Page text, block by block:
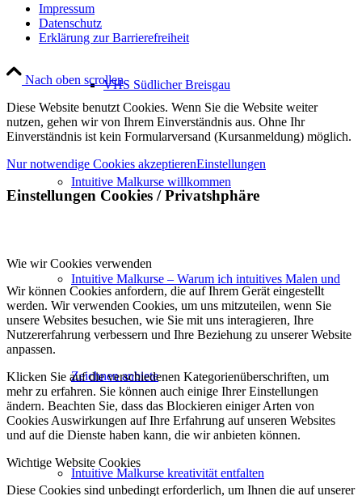
VHS Südlicher Breisgau
Intuitive Malkurse willkommen
Intuitive Malkurse – Warum ich intuitives Malen und
Zeichnen anbiete
Intuitive Malkurse kreativität entfalten
Impressum
Datenschutz
Erklärung zur Barrierefreiheit
Nach oben scrollen
Diese Website benutzt Cookies. Wenn Sie die Website weiter
nutzen, gehen wir von Ihrem Einverständnis aus. Ohne Ihr
Einverständnis ist kein Formularversand (Kursanmeldung) möglich.
Nur notwendige Cookies akzeptierenEinstellungen
Einstellungen Cookies / Privatshphäre
Wie wir Cookies verwenden
Wir können Cookies anfordern, die auf Ihrem Gerät eingestellt
werden. Wir verwenden Cookies, um uns mitzuteilen, wenn Sie
unsere Websites besuchen, wie Sie mit uns interagieren, Ihre
Nutzererfahrung verbessern und Ihre Beziehung zu unserer Website
anpassen.
Klicken Sie auf die verschiedenen Kategorienüberschriften, um
mehr zu erfahren. Sie können auch einige Ihrer Einstellungen
ändern. Beachten Sie, dass das Blockieren einiger Arten von
Cookies Auswirkungen auf Ihre Erfahrung auf unseren Websites
und auf die Dienste haben kann, die wir anbieten können.
Wichtige Website Cookies
Diese Cookies sind unbedingt erforderlich, um Ihnen die auf unserer